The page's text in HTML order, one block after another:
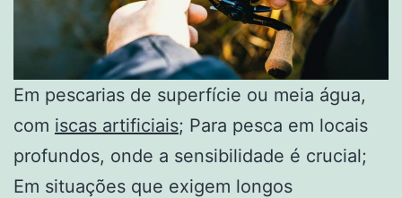
Em pescarias de superfície ou meia água,
com iscas artificiais; Para pesca em locais
profundos, onde a sensibilidade é crucial;
Em situações que exigem longos